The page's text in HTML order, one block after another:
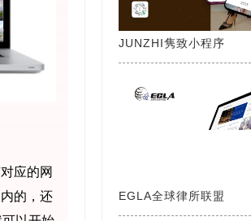
应的网
的，还
JUNZHI隽致小程序
EGLA全球律所联盟